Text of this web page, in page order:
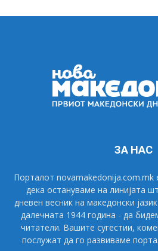
ЗА НАС
Порталот novamakedonija.com.mk
дека остануваме на линијата
дневен весник на македонски
далечната 1944 година - да
читатели. Вашите сугестии,
послужат да го развиваме